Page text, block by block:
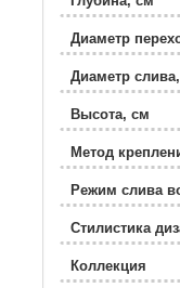
Диаметр
Диаметр
Высота, см
Метод
Режим слива
Стилистика
Коллекция